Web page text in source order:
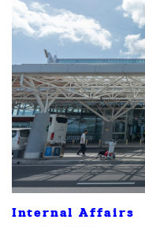
Internal Affairs
ค้นหา